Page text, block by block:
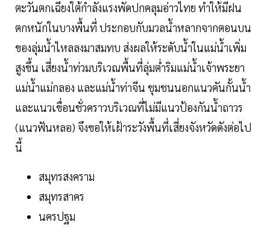
ตะวันตกเฉียงใต้กำลังแรงพัดปกคลุมอ่าวไทย ทำให้มีฝน
ตกหนักในบางพื้นที่ ประกอบกับมวลน้ำหลากจากตอนบน
ของลุ่มน้ำไหลลงมาสมทบ ส่งผลให้ระดับน้ำในแม่น้ำเพิ่ม
สูงขึ้น เสี่ยงน้ำท่วมบริเวณพื้นที่ลุ่มต่ำริมแม่น้ำเจ้าพระยา
แม่น้ำแม่กลอง และแม่น้ำท่าจีน ชุมชนนอกแนวคันกั้นน้ำ
และแนวเขื่อนชั่วคราวบริเวณที่ไม่มีแนวป้องกันน้ำถาวร
(แนวฟันหลอ) จึงขอให้เฝ้าระวังพื้นที่เสี่ยงจังหวัดดังต่อไป
นี้
สมุทรสงคราม
สมุทรสาคร
นครปฐม